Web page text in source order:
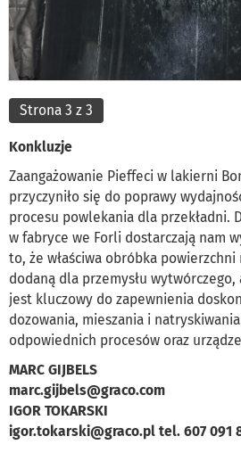
Strona 3 z 3
Konkluzje
Zaangażowanie Pieffeci w lakierni
przyczyniło się do poprawy
procesu powlekania dla przekładni.
w fabryce we Forli dostarczają nam
to, że właściwa obróbka
dodaną dla przemysłu
jest kluczowy do zapewnienia
dozowania, mieszania i
odpowiednich procesów oraz
MARC GIJBELS
marc.gijbels@graco.com
IGOR TOKARSKI
igor.tokarski@graco.pl tel. 607 091